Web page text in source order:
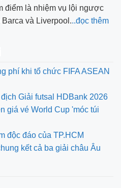
điểm là nhiệm vụ lội ngược
và Liverpool...đọc thêm
phí khi tổ chức FIFA ASEAN
Giải futsal HDBank 2026
giá vé World Cup 'móc túi
độc đáo của TP.HCM
kết cả ba giải châu Âu